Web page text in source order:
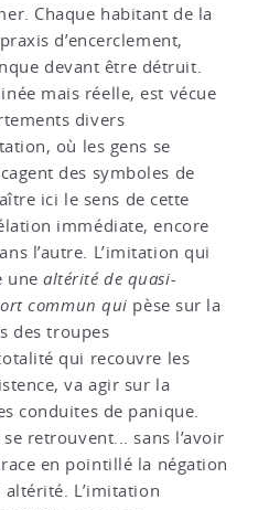
Chaque habitant de la
d’encerclement,
devant être détruit.
mais réelle, est vécue
divers
où les gens se
des symboles de
ici le sens de cette
immédiate, encore
l’autre. L’imitation qui
unealtérité de quasi-
commun qui pèse sur la
des troupes
qui recouvre les
va agir sur la
conduites de panique.
retrouvent... sans l’avoir
en pointillé la négation
altérité. L’imitation